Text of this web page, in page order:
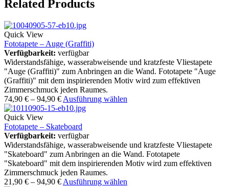
Related Products
Quick View
Fototapete – Auge (Graffiti)
Verfügbarkeit: verfügbar
Widerstandsfähige, wasserabweisende und kratzfeste Vliestapete
"Auge (Graffiti)" zum Anbringen an die Wand. Fototapete "Auge
(Graffiti)" mit dem inspirierenden Motiv wird zum effektiven
Zimmerschmuck jeden Raumes.
74,90 € – 94,90 € Ausführung wählen
Quick View
Fototapete – Skateboard
Verfügbarkeit: verfügbar
Widerstandsfähige, wasserabweisende und kratzfeste Vliestapete
"Skateboard" zum Anbringen an die Wand. Fototapete
"Skateboard" mit dem inspirierenden Motiv wird zum effektiven
Zimmerschmuck jeden Raumes.
21,90 € – 94,90 € Ausführung wählen